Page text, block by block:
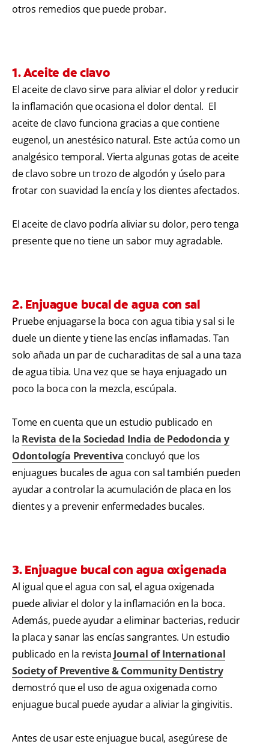
otros remedios que puede probar.
1. Aceite de clavo
El aceite de clavo sirve para aliviar el dolor y reducir
la inflamación que ocasiona el dolor dental. El
aceite de clavo funciona gracias a que contiene
eugenol, un anestésico natural. Este actúa como un
analgésico temporal. Vierta algunas gotas de aceite
de clavo sobre un trozo de algodón y úselo para
frotar con suavidad la encía y los dientes afectados.
El aceite de clavo podría aliviar su dolor, pero tenga
presente que no tiene un sabor muy agradable.
2. Enjuague bucal de agua con sal
Pruebe enjuagarse la boca con agua tibia y sal si le
duele un diente y tiene las encías inflamadas. Tan
solo añada un par de cucharaditas de sal a una taza
de agua tibia. Una vez que se haya enjuagado un
poco la boca con la mezcla, escúpala.
Tome en cuenta que un estudio publicado en
la Revista de la Sociedad India de Pedodoncia y
Odontología Preventiva concluyó que los
enjuagues bucales de agua con sal también pueden
ayudar a controlar la acumulación de placa en los
dientes y a prevenir enfermedades bucales.
3. Enjuague bucal con agua oxigenada
Al igual que el agua con sal, el agua oxigenada
puede aliviar el dolor y la inflamación en la boca.
Además, puede ayudar a eliminar bacterias, reducir
la placa y sanar las encías sangrantes. Un estudio
publicado en la revista Journal of International
Society of Preventive & Community Dentistry
demostró que el uso de agua oxigenada como
enjuague bucal puede ayudar a aliviar la gingivitis.
Antes de usar este enjuague bucal, asegúrese de